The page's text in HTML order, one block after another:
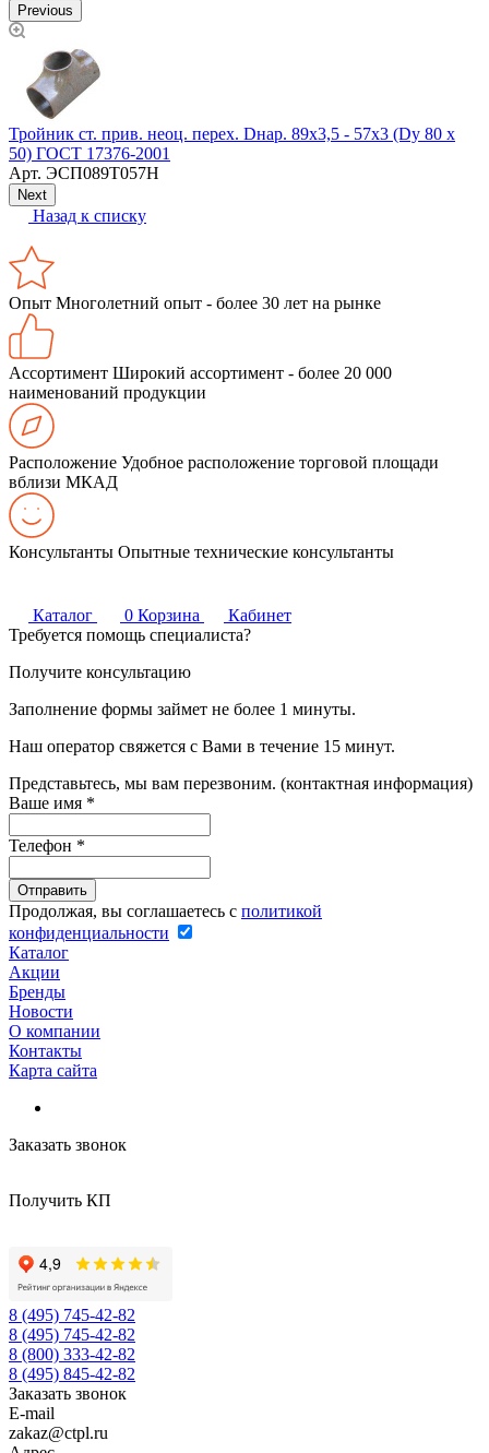
Previous
Тройник ст. прив. неоц. перех. Dнар. 89х3,5 - 57х3 (Dу 80 х
50) ГОСТ 17376-2001
Арт. ЭСП089Т057Н
Next
Назад к списку
Опыт Многолетний опыт - более 30 лет на рынке
Ассортимент Широкий ассортимент - более 20 000
наименований продукции
Расположение Удобное расположение торговой площади
вблизи МКАД
Консультанты Опытные технические консультанты
Каталог 0 Корзина
Кабинет
Требуется помощь специалиста?
Получите консультацию
Заполнение формы займет не более 1 минуты.
Наш оператор свяжется с Вами в течение 15 минут.
Представьтесь, мы вам перезвоним. (контактная информация)
Ваше имя *
Телефон *
Продолжая, вы соглашаетесь с политикой
конфиденциальности
Каталог
Акции
Бренды
Новости
О компании
Контакты
Карта сайта
Заказать звонок
Получить КП
8 (495) 745-42-82
8 (495) 745-42-82
8 (800) 333-42-82
8 (495) 845-42-82
Заказать звонок
E-mail
zakaz@ctpl.ru